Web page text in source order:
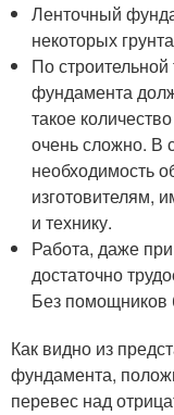
Ленточный
некоторых
По
фундамента
такое
очень сложно. В
необходимость
изготовителям,
и технику.
Работа, даже при
достаточно
Без помощников
Как видно из
фундамента,
перевес над